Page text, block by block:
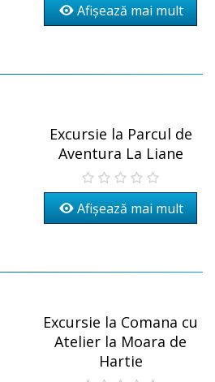
Afișează mai mult
Excursie la Parcul de
Aventura La Liane
Afișează mai mult
Excursie la Comana cu
Atelier la Moara de
Hartie